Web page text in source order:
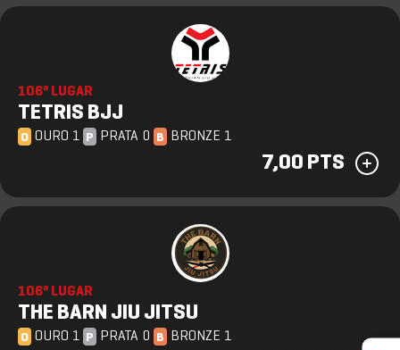
106º LUGAR
TETRIS BJJ
O OURO 1 P PRATA 0 B BRONZE 1
7,00 PTS
106º LUGAR
THE BARN JIU JITSU
O OURO 1 P PRATA 0 B BRONZE 1